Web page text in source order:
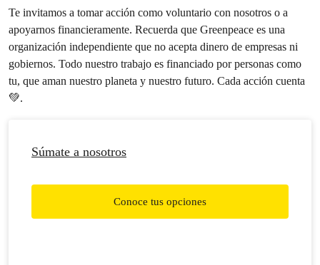
Te invitamos a tomar acción como voluntario con nosotros o a
apoyarnos financieramente. Recuerda que Greenpeace es una
organización independiente que no acepta dinero de empresas ni
gobiernos. Todo nuestro trabajo es financiado por personas como
tu, que aman nuestro planeta y nuestro futuro. Cada acción cuenta
💚.
Súmate a nosotros
Conoce tus opciones